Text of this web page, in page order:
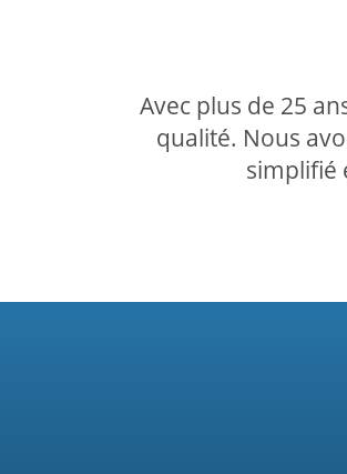
Avec plus de 25
qualité. Nous
simplifié